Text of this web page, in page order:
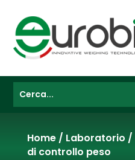
Home/ Laboratorio /
di controllo peso